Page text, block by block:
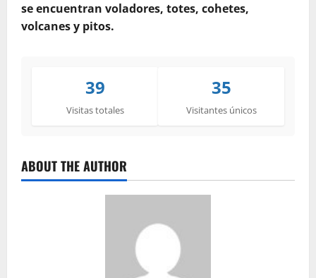
se encuentran voladores, totes, cohetes,
volcanes y pitos.
39
Visitas totales
35
Visitantes únicos
ABOUT THE AUTHOR